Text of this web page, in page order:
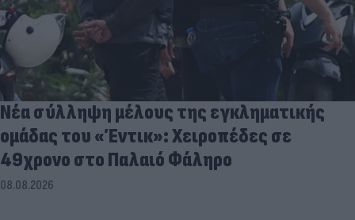
Νέα σύλληψη μέλους της εγκληματικής
ομάδας του «Έντικ»: Χειροπέδες σε
49χρονο στο Παλαιό Φάληρο
08.08.2026